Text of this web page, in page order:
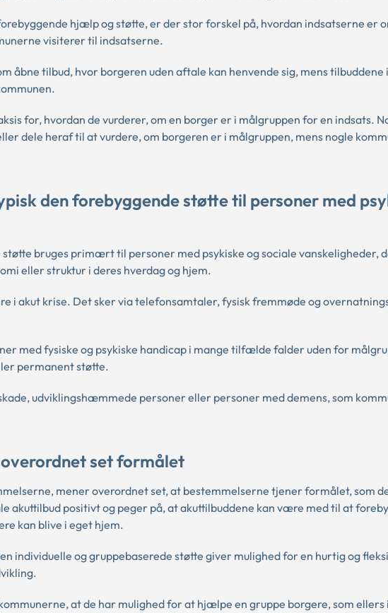
hjælp og støtte, er der stor forskel på, hvordan indsatserne er
visiterer til indsatserne.
åbne tilbud, hvor borgeren uden aftale kan henvende sig, mens tilbuddene
for, hvordan de vurderer, om en borger er i målgruppen for en indsats.
dele heraf til at vurdere, om borgeren er i målgruppen, mens nogle
den forebyggende støtte til personer med
bruges primært til personer med psykiske og sociale vanskeligheder,
eller struktur i deres hverdag og hjem.
i akut krise. Det sker via telefonsamtaler, fysisk fremmøde og
med fysiske og psykiske handicap i mange tilfælde falder uden for
permanent støtte.
udviklingshæmmede personer eller personer med demens, som
set formålet
mener overordnet set, at bestemmelserne tjener formålet, som
akuttilbud positivt og peger på, at akuttilbuddene kan være med til at
kan blive i eget hjem.
individuelle og gruppebaserede støtte giver mulighed for en hurtig og
at de har mulighed for at hjælpe en gruppe borgere, som ellers